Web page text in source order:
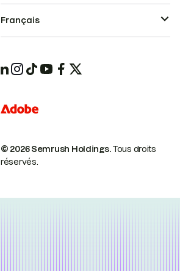
© 2026 Semrush Holdings.Tous droits
réservés.
Français